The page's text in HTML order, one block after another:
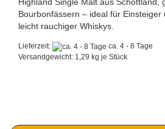
Highland Single Malt aus Schottland,
Bourbonfässern – ideal für Einsteiger
leicht rauchiger Whiskys.
Lieferzeit:
ca. 4 - 8 Tage
Versandgewicht: 1,29 kg je Stück